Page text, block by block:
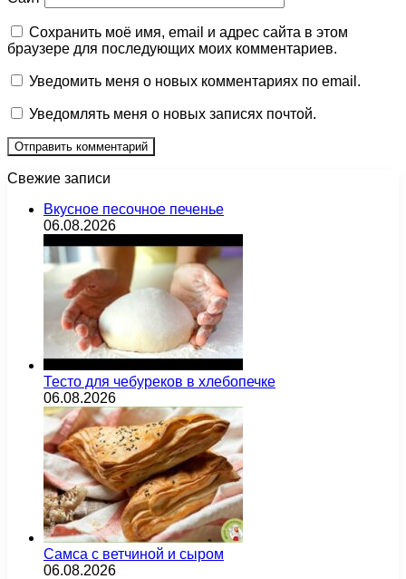
Сохранить моё имя, email и адрес сайта в этом
браузере для последующих моих комментариев.
Уведомить меня о новых комментариях по email.
Уведомлять меня о новых записях почтой.
Свежие записи
Вкусное песочное печенье
06.08.2026
Тесто для чебуреков в хлебопечке
06.08.2026
Самса с ветчиной и сыром
06.08.2026